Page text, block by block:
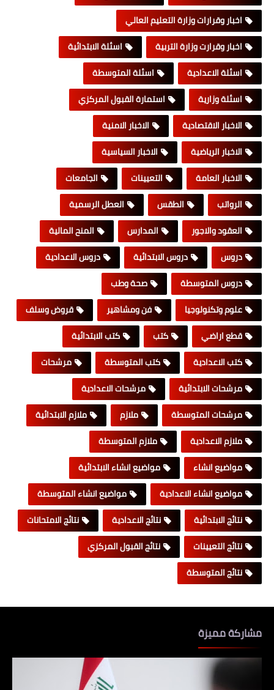
اخبار وقرارات وزارة التعليم العالي
اخبار وقرارت وزارة التربية
اسئلة الابتدائية
اسئلة الاعدادية
اسئلة المتوسطة
اسئلة وزارية
استمارة القبول المركزي
الاخبار الاقتصادية
الاخبار الامنية
الاخبار الرياضية
الاخبار السياسية
الاخبار العامة
التعيينات
الجامعات
الرواتب
الطقس
العطل الرسمية
العقود والاجور
المدارس
المنح المالية
دروس
دروس الابتدائية
دروس الاعدادية
دروس المتوسطة
صحة وطب
علوم وتكنولوجيا
فن ومشاهير
قروض وسلف
قطع اراضي
كتب
كتب الابتدائية
كتب الاعدادية
كتب المتوسطة
مرشحات
مرشحات الابتدائية
مرشحات الاعدادية
مرشحات المتوسطة
ملازم
ملازم الابتدائية
ملازم الاعدادية
ملازم المتوسطة
مواضيع انشاء
مواضيع انشاء الابتدائية
مواضيع انشاء الاعدادية
مواضيع انشاء المتوسطة
نتائج الابتدائية
نتائج الاعدادية
نتائج الامتحانات
نتائج التعيينات
نتائج القبول المركزي
نتائج المتوسطة
مشاركة مميزة